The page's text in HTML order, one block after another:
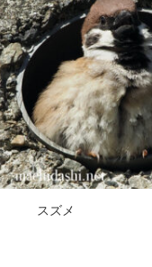
スズメ